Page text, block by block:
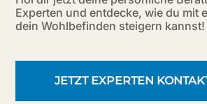
Experten und entdecke, wie du mit
dein Wohlbefinden steigern kannst!
JETZT EXPERTEN